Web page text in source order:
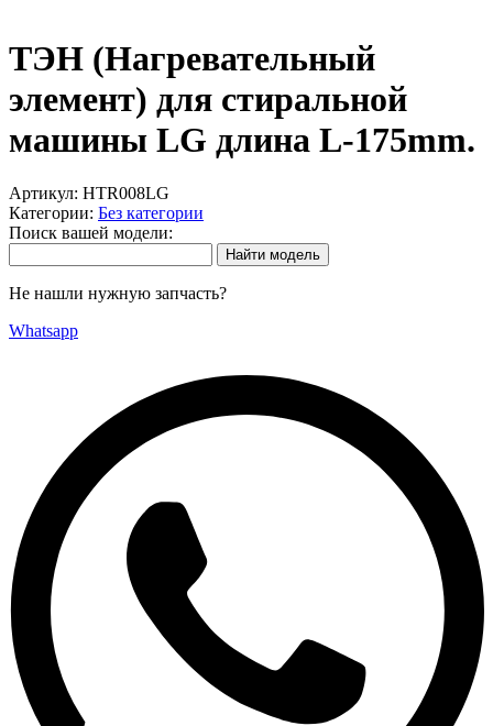
ТЭН (Нагревательный
элемент) для стиральной
машины LG длина L-175mm.
Артикул: HTR008LG
Категории: Без категории
Поиск вашей модели:
Не нашли нужную запчасть?
Whatsapp